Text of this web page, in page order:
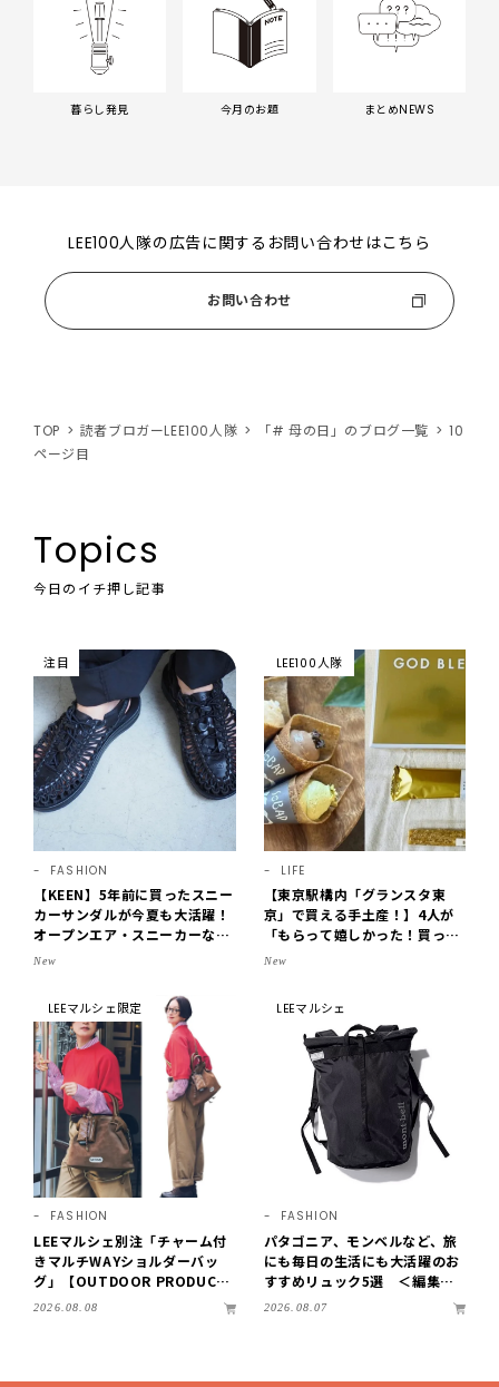
暮らし発見 今月のお題 まとめNEWS
LEE100人隊の広告に関するお問い合わせはこちら
お問い合わせ
TOP 読者ブロガーLEE100人隊 「# 母の日」のブログ一覧
10
ページ目
Topics
今日のイチ押し記事
注目
FASHION
【KEEN】5年前に買ったスニー
カーサンダルが今夏も大活躍！
オープンエア・スニーカーなら
涼しくて歩きやすい【LEE編集
New
LEE100人隊
LIFE
【東京駅構内「グランスタ東
京」で買える手土産！】4人が
「もらって嬉しかった！買って
よかった」スイーツを拝見♪G
プ…etc.【2026】
New
LEEマルシェ限定
FASHION
LEEマルシェ別注「チャーム付
きマルチWAYショルダーバッ
グ」【OUTDOOR PRODUCT
S ×LEE100人隊】第3弾はリッ
2026.08.08
LEEマルシェ
FASHION
パタゴニア、モンベルなど、旅
にも毎日の生活にも大活躍のお
すすめリュック5選 ＜編集部
セレクト＞【LEEマルシェ】
2026.08.07